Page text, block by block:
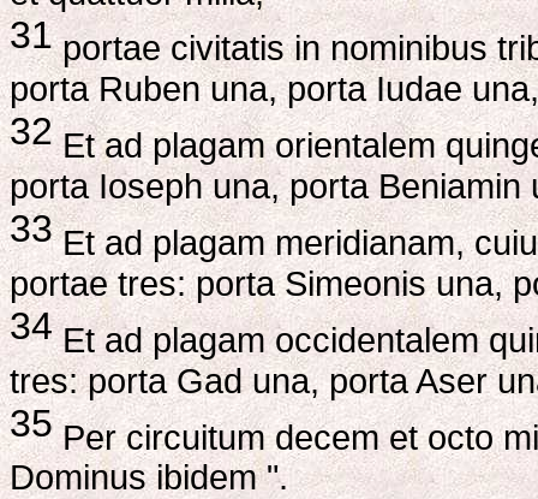
31portae civitatis in nominibus
porta Ruben una, porta Iudae
32Et ad plagam orientalem
porta Ioseph una, porta Beniamin
33Et ad plagam meridianam,
portae tres: porta Simeonis una,
34Et ad plagam occidentalem
tres: porta Gad una, porta Aser
35Per circuitum decem et octo
Dominus ibidem ".